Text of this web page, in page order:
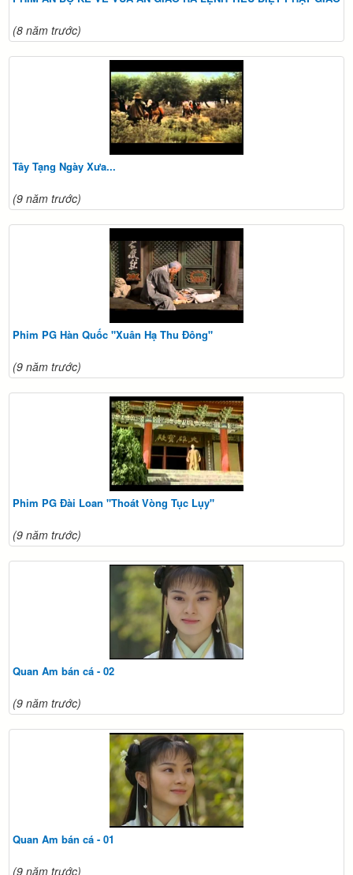
(8 năm trước)
Tây Tạng Ngày Xưa...
(9 năm trước)
Phim PG Hàn Quốc "Xuân Hạ Thu Đông"
(9 năm trước)
Phim PG Đài Loan "Thoát Vòng Tục Lụy"
(9 năm trước)
Quan Am bán cá - 02
(9 năm trước)
Quan Am bán cá - 01
(9 năm trước)